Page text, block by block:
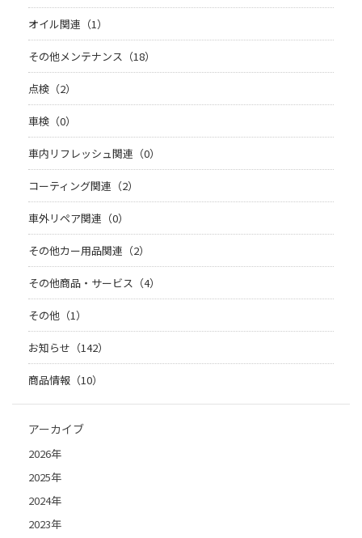
オイル関連（1）
その他メンテナンス（18）
点検（2）
車検（0）
車内リフレッシュ関連（0）
コーティング関連（2）
車外リペア関連（0）
その他カー用品関連（2）
その他商品・サービス（4）
その他（1）
お知らせ（142）
商品情報（10）
アーカイブ
2026年
2025年
2024年
2023年